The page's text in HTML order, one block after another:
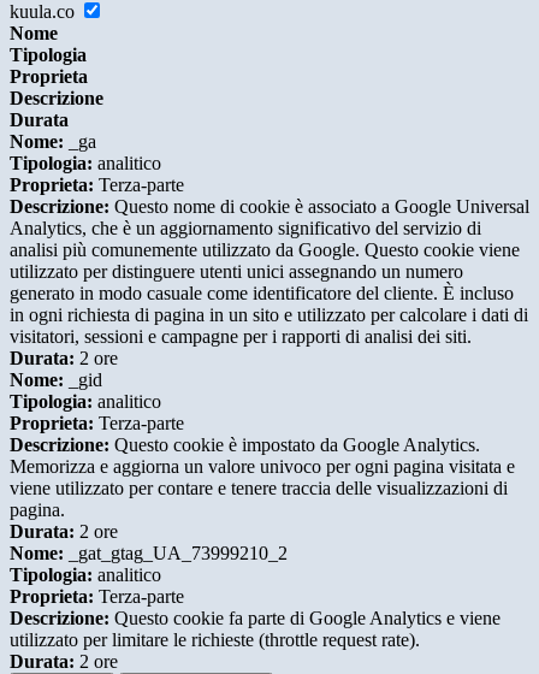
kuula.co
Nome
Tipologia
Proprieta
Descrizione
Durata
Nome: _ga
Tipologia: analitico
Proprieta: Terza-parte
Descrizione: Questo nome di cookie è associato a Google Universal
Analytics, che è un aggiornamento significativo del servizio di
analisi più comunemente utilizzato da Google. Questo cookie viene
utilizzato per distinguere utenti unici assegnando un numero
generato in modo casuale come identificatore del cliente. È incluso
in ogni richiesta di pagina in un sito e utilizzato per calcolare i dati di
visitatori, sessioni e campagne per i rapporti di analisi dei siti.
Durata: 2 ore
Nome: _gid
Tipologia: analitico
Proprieta: Terza-parte
Descrizione: Questo cookie è impostato da Google Analytics.
Memorizza e aggiorna un valore univoco per ogni pagina visitata e
viene utilizzato per contare e tenere traccia delle visualizzazioni di
pagina.
Durata: 2 ore
Nome: _gat_gtag_UA_73999210_2
Tipologia: analitico
Proprieta: Terza-parte
Descrizione: Questo cookie fa parte di Google Analytics e viene
utilizzato per limitare le richieste (throttle request rate).
Durata: 2 ore